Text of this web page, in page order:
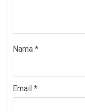
Nama *
Email *